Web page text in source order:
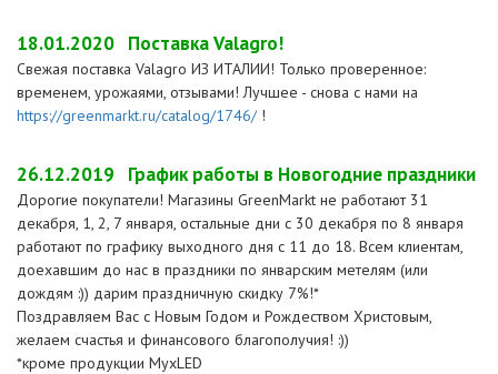
18.01.2020 Поставка Valagro!
Свежая поставка Valagro ИЗ ИТАЛИИ! Только проверенное:
временем, урожаями, отзывами! Лучшее - снова с нами на
https://greenmarkt.ru/catalog/1746/!
26.12.2019 График работы в Новогодние праздники
Дорогие покупатели! Магазины GreenMarkt не работают 31
декабря, 1, 2, 7 января, остальные дни с 30 декабря по 8 января
работают по графику выходного дня с 11 до 18. Всем клиентам,
доехавшим до нас в праздники по январским метелям (или
дождям :)) дарим праздничную скидку 7%!*
Поздравляем Вас с Новым Годом и Рождеством Христовым,
желаем счастья и финансового благополучия! :))
*кроме продукции MyxLED